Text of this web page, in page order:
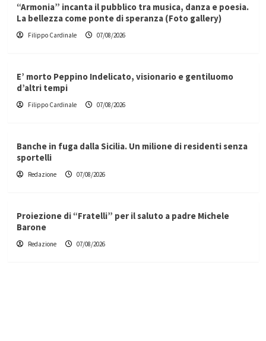
“Armonia” incanta il pubblico tra musica, danza e poesia.
La bellezza come ponte di speranza (Foto gallery)
Filippo Cardinale 07/08/2026
E’ morto Peppino Indelicato, visionario e gentiluomo
d’altri tempi
Filippo Cardinale 07/08/2026
Banche in fuga dalla Sicilia. Un milione di residenti senza
sportelli
Redazione 07/08/2026
Proiezione di “Fratelli” per il saluto a padre Michele
Barone
Redazione 07/08/2026